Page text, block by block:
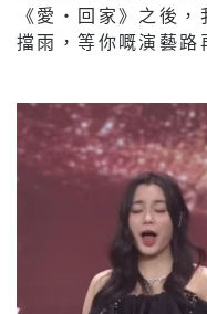
《愛‧回家》之後，
擋雨，等你嘅演藝路